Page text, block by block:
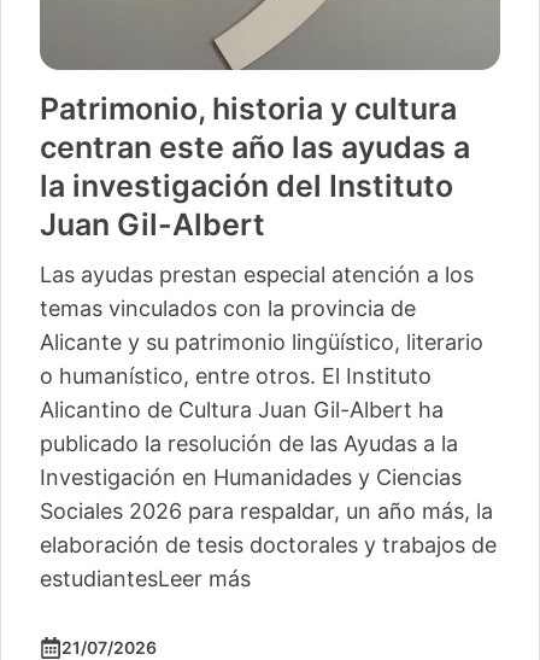
Patrimonio, historia y cultura
centran este año las ayudas a
la investigación del Instituto
Juan Gil-Albert
Las ayudas prestan especial atención a los
temas vinculados con la provincia de
Alicante y su patrimonio lingüístico, literario
o humanístico, entre otros. El Instituto
Alicantino de Cultura Juan Gil-Albert ha
publicado la resolución de las Ayudas a la
Investigación en Humanidades y Ciencias
Sociales 2026 para respaldar, un año más, la
elaboración de tesis doctorales y trabajos de
estudiantesLeer más
21/07/2026